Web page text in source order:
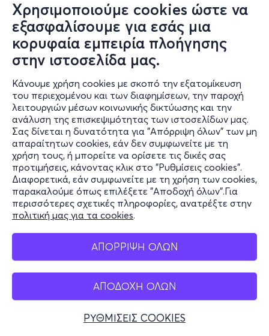
Χρησιμοποιούμε cookies ώστε να
εξασφαλίσουμε για εσάς μια
κορυφαία εμπειρία πλοήγησης
στην ιστοσελίδα μας.
Κάνουμε χρήση cookies με σκοπό την εξατομίκευση
του περιεχομένου και των διαφημίσεων, την παροχή
λειτουργιών μέσων κοινωνικής δικτύωσης και την
ανάλυση της επισκεψιμότητας των ιστοσελίδων μας.
Σας δίνεται η δυνατότητα για "Απόρριψη όλων" των μη
απαραίτητων cookies, εάν δεν συμφωνείτε με τη
χρήση τους, ή μπορείτε να ορίσετε τις δικές σας
προτιμήσεις, κάνοντας κλικ στο "Ρυθμίσεις cookies".
Διαφορετικά, εάν συμφωνείτε με τη χρήση των cookies,
παρακαλούμε όπως επιλέξετε "Αποδοχή όλων".Για
περισσότερες σχετικές πληροφορίες, ανατρέξτε στην
πολιτική μας για τα cookies.
ΑΠΟΡΡΙΨΗ ΟΛΩΝ
ΑΠΟΔΟΧΗ ΟΛΩΝ
ΡΥΘΜΙΣΕΙΣ COOKIES